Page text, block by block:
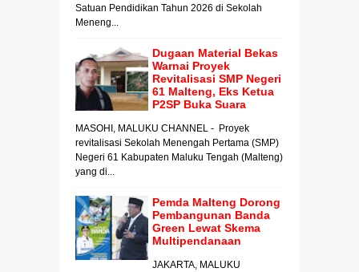
Satuan Pendidikan Tahun 2026 di Sekolah
Meneng...
Dugaan Material Bekas
Warnai Proyek
Revitalisasi SMP Negeri
61 Malteng, Eks Ketua
P2SP Buka Suara
MASOHI, MALUKU CHANNEL - Proyek
revitalisasi Sekolah Menengah Pertama (SMP)
Negeri 61 Kabupaten Maluku Tengah (Malteng)
yang di...
Pemda Malteng Dorong
Pembangunan Banda
Green Lewat Skema
Multipendanaan
JAKARTA, MALUKU